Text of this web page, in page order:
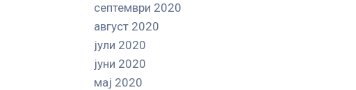
септември 2020
август 2020
јули 2020
јуни 2020
мај 2020